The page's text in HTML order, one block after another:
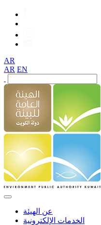
AR
AR EN
عن الهيئة
الخدمات الإلكترونية